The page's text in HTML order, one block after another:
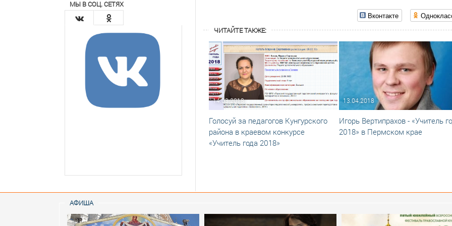
МЫ В СОЦ. СЕТЯХ
Вконтакте
ЧИТАЙТЕ ТАКЖЕ:
14.03.2018
Голосуй за педагогов Кунгурского
района в краевом конкурсе
«Учитель года 2018»
13.04.2018
Игорь Вертипрахов - «Учитель
2018» в Пермском крае
АФИША